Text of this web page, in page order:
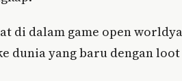
di dalam game open
dunia yang baru dengan